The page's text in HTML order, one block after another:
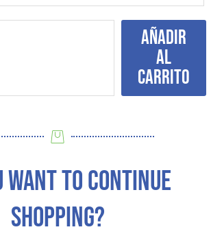
Añadir
al
carrito
WANT TO CONTINUE
SHOPPING?